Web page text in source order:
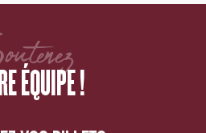
ÉQUIPE !